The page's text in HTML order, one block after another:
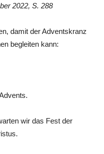
2022, S. 288
damit der Adventskranz
begleiten kann:
wir das Fest der